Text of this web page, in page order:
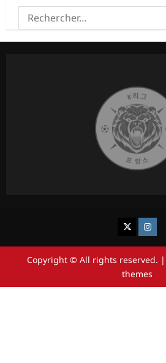
Rechercher :
K League
Copyright © All rights reserved. |
themes